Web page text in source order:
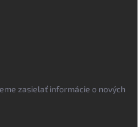
zasielať informácie o nových